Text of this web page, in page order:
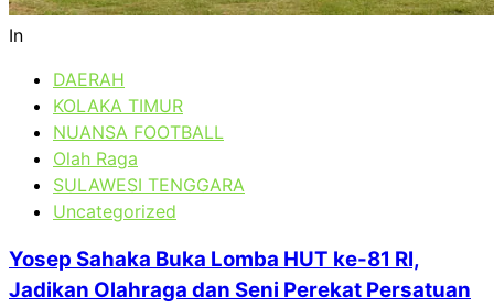
In
DAERAH
KOLAKA TIMUR
NUANSA FOOTBALL
Olah Raga
SULAWESI TENGGARA
Uncategorized
Yosep Sahaka Buka Lomba HUT ke-81 RI,
Jadikan Olahraga dan Seni Perekat Persatuan